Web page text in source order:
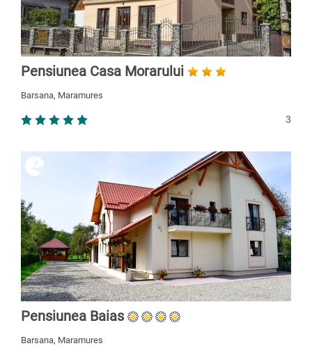
Pensiunea Casa Morarului
Barsana, Maramures
3
Pensiunea Baias
Barsana, Maramures